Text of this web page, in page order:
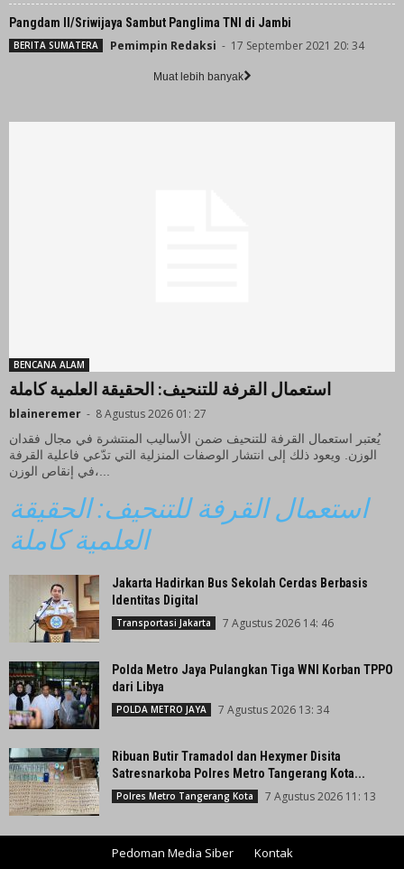
Pangdam II/Sriwijaya Sambut Panglima TNI di Jambi
BERITA SUMATERA Pemimpin Redaksi - 17 September 2021 20: 34
Muat lebih banyak
BENCANA ALAM
استعمال القرفة للتنحيف: الحقيقة العلمية كاملة
blaineremer - 8 Agustus 2026 01: 27
يُعتبر استعمال القرفة للتنحيف ضمن الأساليب المنتشرة في مجال فقدان
الوزن. ويعود ذلك إلى انتشار الوصفات المنزلية التي تدّعي فاعلية القرفة
في إنقاص الوزن،...
استعمال القرفة للتنحيف: الحقيقة
العلمية كاملة
Jakarta Hadirkan Bus Sekolah Cerdas Berbasis
Identitas Digital
Transportasi Jakarta 7 Agustus 2026 14: 46
Polda Metro Jaya Pulangkan Tiga WNI Korban TPPO
dari Libya
POLDA METRO JAYA 7 Agustus 2026 13: 34
Ribuan Butir Tramadol dan Hexymer Disita
Satresnarkoba Polres Metro Tangerang Kota...
Polres Metro Tangerang Kota 7 Agustus 2026 11: 13
Pedoman Media Siber Kontak